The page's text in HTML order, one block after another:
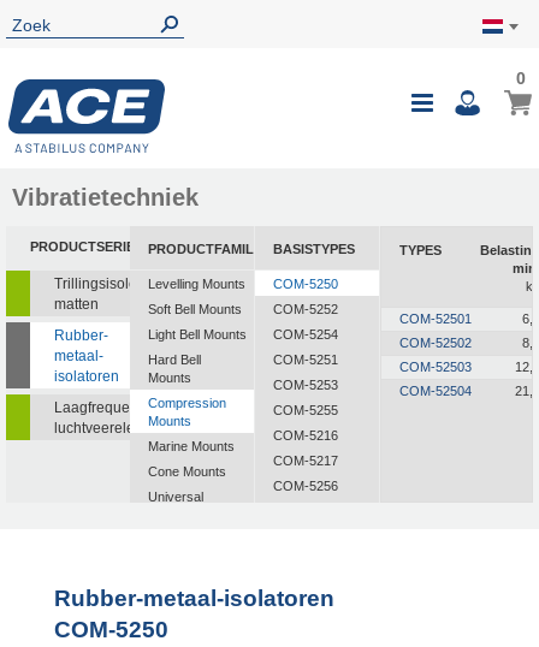
0
Vibratietechniek
PRODUCTSERIE
Trillingsisolerende
matten
Rubber-
metaal-
isolatoren
Laagfrequente
luchtveerelementen
PRODUCTFAMILIE
Levelling Mounts
Soft Bell Mounts
Light Bell Mounts
Hard Bell
Mounts
Compression
Mounts
Marine Mounts
Cone Mounts
Universal
Flex Locs
BASISTYPES
COM-5250
COM-5252
COM-5254
COM-5251
COM-5253
COM-5255
COM-5216
COM-5217
COM-5256
TYPES
Belasting
min.
kg
COM-52501
6,3
COM-52502
8,2
COM-52503
12,7
COM-52504
21,8
Rubber-metaal-isolatoren
COM-5250